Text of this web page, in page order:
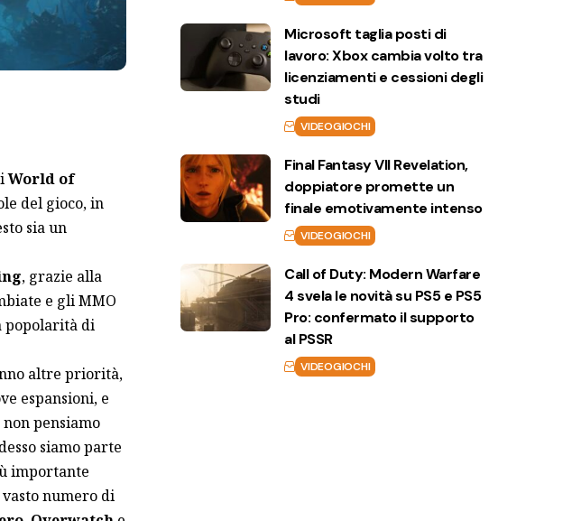
World of
del gioco, in
sia un
, grazie alla
e gli MMO
popolarità di
altre priorità,
espansioni, e
pensiamo
siamo parte
importante
numero di
Microsoft taglia posti di
lavoro: Xbox cambia volto tra
licenziamenti e cessioni degli
studi
VIDEOGIOCHI
Final Fantasy VII Revelation,
doppiatore promette un
finale emotivamente intenso
VIDEOGIOCHI
Call of Duty: Modern Warfare
4 svela le novità su PS5 e PS5
Pro: confermato il supporto
al PSSR
VIDEOGIOCHI